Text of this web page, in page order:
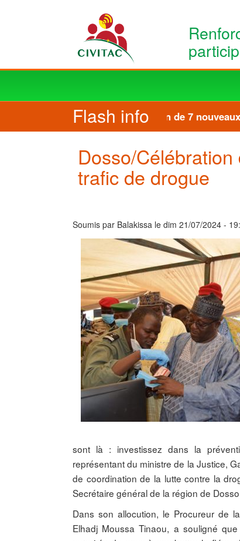
Main
navigation
Flash infoFormation de 7
Dosso/
trafic de drogue
Soumis par Balakissa le dim 21/07/2024 -
sont là : investissez dans la
représentant du ministre de la Justice,
de coordination de la lutte contre la
Secrétaire général de la région de
Dans son allocution, le Procureur de
Elhadj Moussa Tinaou, a souligné